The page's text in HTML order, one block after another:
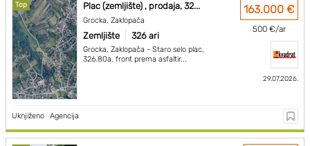
Top Plac (zemljište) , prodaja, 32...
Grocka, Zaklopača
Zemljište 326 ari
Grocka, Zaklopača - Staro selo plac,
326.80a, front prema asfaltir...
163.000 €
500 €/ar
29.07.2026.
Uknjiženo Agencija